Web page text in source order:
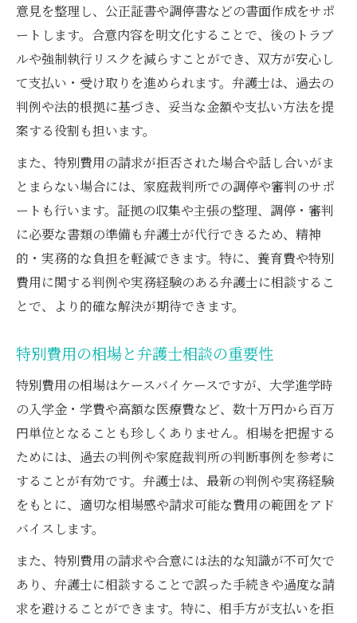
意見を整理し、公正証書や調停書などの書面作成をサポ
ートします。合意内容を明文化することで、後のトラブ
ルや強制執行リスクを減らすことができ、双方が安心し
て支払い・受け取りを進められます。弁護士は、過去の
判例や法的根拠に基づき、妥当な金額や支払い方法を提
案する役割も担います。
また、特別費用の請求が拒否された場合や話し合いがま
とまらない場合には、家庭裁判所での調停や審判のサポ
ートも行います。証拠の収集や主張の整理、調停・審判
に必要な書類の準備も弁護士が代行できるため、精神
的・実務的な負担を軽減できます。特に、養育費や特別
費用に関する判例や実務経験のある弁護士に相談するこ
とで、より的確な解決が期待できます。
特別費用の相場と弁護士相談の重要性
特別費用の相場はケースバイケースですが、大学進学時
の入学金・学費や高額な医療費など、数十万円から百万
円単位となることも珍しくありません。相場を把握する
ためには、過去の判例や家庭裁判所の判断事例を参考に
することが有効です。弁護士は、最新の判例や実務経験
をもとに、適切な相場感や請求可能な費用の範囲をアド
バイスします。
また、特別費用の請求や合意には法的な知識が不可欠で
あり、弁護士に相談することで誤った手続きや過度な請
求を避けることができます。特に、相手方が支払いを拒